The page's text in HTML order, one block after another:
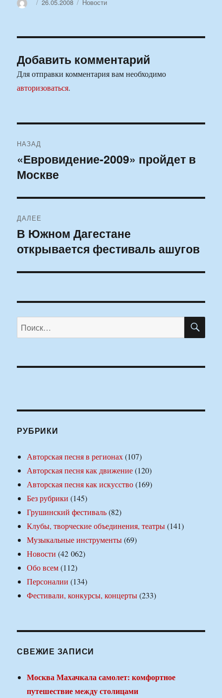
АвторОпубликовано
26.05.2008 Рубрики
Новости
Добавить комментарий
Для отправки комментария вам необходимо
авторизоваться.
по
записям
НАЗАД
Предыдущая
запись:
«Евровидение-2009» пройдет в
Москве
ДАЛЕЕ
Следующая
запись:
В Южном Дагестане
открывается фестиваль ашугов
Искать:
РУБРИКИ
Авторская песня в регионах(107)
Авторская песня как движение(120)
Авторская песня как искусство(169)
Без рубрики (145)
Грушинский фестиваль(82)
Клубы, творческие объединения, театры(141)
Музыкальные инструменты(69)
Новости (42 062)
Обо всем(112)
Персоналии (134)
Фестивали, конкурсы, концерты(233)
СВЕЖИЕ ЗАПИСИ
Москва Махачкала самолет: комфортное
путешествие между столицами